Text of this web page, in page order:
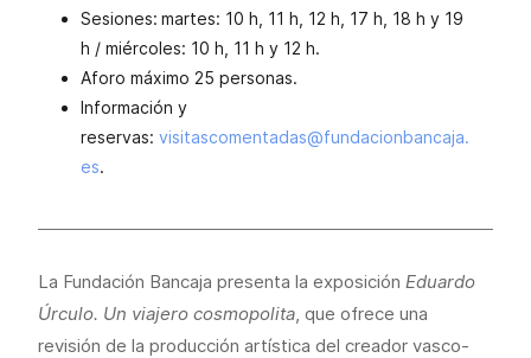
Sesiones: martes: 10 h, 11 h, 12 h, 17 h, 18 h y 19
h / miércoles: 10 h, 11 h y 12 h.
Aforo máximo 25 personas.
Información y
reservas: visitascomentadas@fundacionbancaja.
es.
La Fundación Bancaja presenta la exposición Eduardo
Úrculo. Un viajero cosmopolita , que ofrece una
revisión de la producción artística del creador vasco-